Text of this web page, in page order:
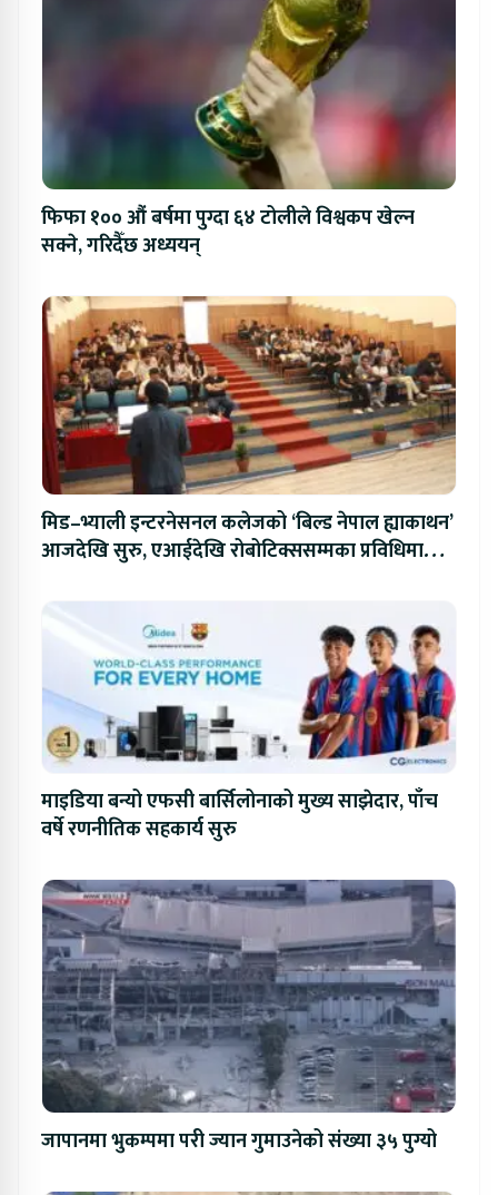
फिफा १०० औं बर्षमा पुग्दा ६४ टोलीले विश्वकप खेल्न
सक्ने, गरिदैँछ अध्ययन्
मिड–भ्याली इन्टरनेसनल कलेजको ‘बिल्ड नेपाल ह्याकाथन’
आजदेखि सुरु, एआईदेखि रोबोटिक्ससम्मका प्रविधिमा
माइडिया बन्यो एफसी बार्सिलोनाको मुख्य साझेदार, पाँच
वर्षे रणनीतिक सहकार्य सुरु
जापानमा भुकम्पमा परी ज्यान गुमाउनेको संख्या ३५ पुग्यो